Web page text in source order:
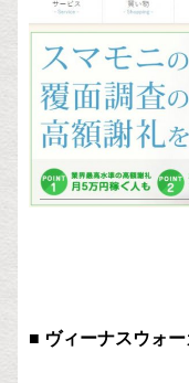
■ ヴィーナスウォ